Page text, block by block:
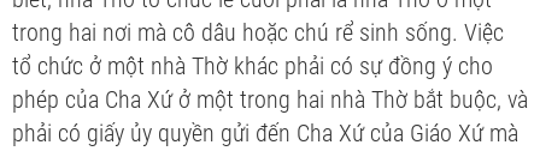
trong hai nơi mà cô dâu hoặc chú rể sinh sống. Việc
tổ chức ở một nhà Thờ khác phải có sự đồng ý cho
phép của Cha Xứ ở một trong hai nhà Thờ bắt buộc, và
phải có giấy ủy quyền gửi đến Cha Xứ của Giáo Xứ mà